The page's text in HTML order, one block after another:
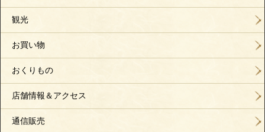
観光
お買い物
おくりもの
店舗情報＆アクセス
通信販売